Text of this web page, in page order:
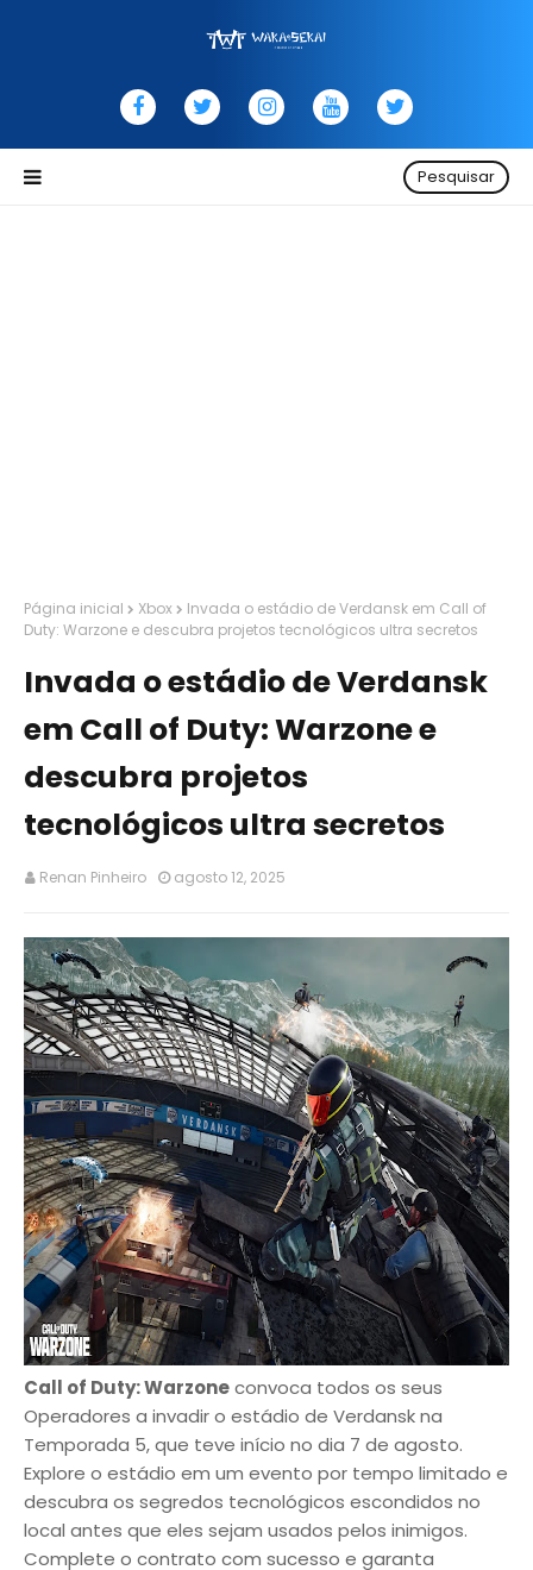
Pesquisar
Página inicial Xbox
Invada o estádio de Verdansk em Call of
Duty: Warzone e descubra projetos tecnológicos ultra secretos
Invada o estádio de Verdansk
em Call of Duty: Warzone e
descubra projetos
tecnológicos ultra secretos
Renan Pinheiro agosto 12, 2025
Call of Duty: Warzoneconvoca todos os seus
Operadores a invadir o estádio de Verdansk na
Temporada 5, que teve início no dia 7 de agosto.
Explore o estádio em um evento por tempo limitado e
descubra os segredos tecnológicos escondidos no
local antes que eles sejam usados pelos inimigos.
Complete o contrato com sucesso e garanta